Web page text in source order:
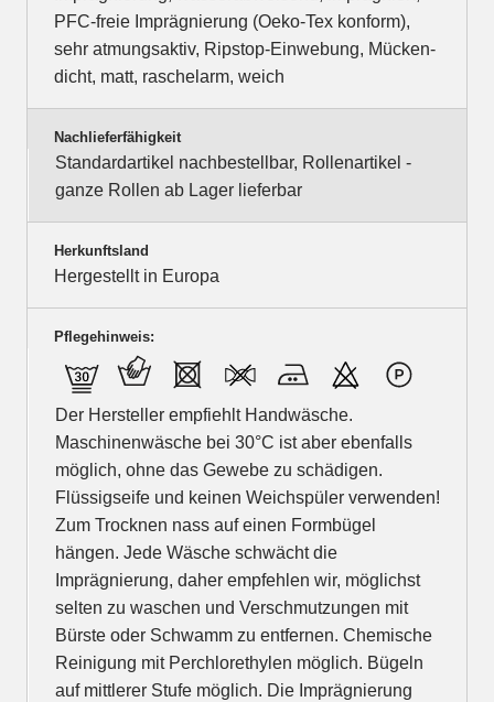
PFC-freie Imprägnierung (Oeko-Tex konform),
sehr atmungsaktiv, Ripstop-Einwebung, Mücken-
dicht, matt, raschelarm, weich
Nachlieferfähigkeit
Standardartikel nachbestellbar, Rollenartikel -
ganze Rollen ab Lager lieferbar
Herkunftsland
Hergestellt in Europa
Pflegehinweis:
Der Hersteller empfiehlt Handwäsche.
Maschinenwäsche bei 30°C ist aber ebenfalls
möglich, ohne das Gewebe zu schädigen.
Flüssigseife und keinen Weichspüler verwenden!
Zum Trocknen nass auf einen Formbügel
hängen. Jede Wäsche schwächt die
Imprägnierung, daher empfehlen wir, möglichst
selten zu waschen und Verschmutzungen mit
Bürste oder Schwamm zu entfernen. Chemische
Reinigung mit Perchlorethylen möglich. Bügeln
auf mittlerer Stufe möglich. Die Imprägnierung